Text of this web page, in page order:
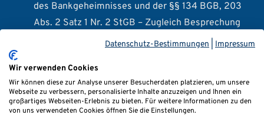
des Bankgeheimnisses und der §§ 134 BGB, 203
Abs. 2 Satz 1 Nr. 2 StGB – Zugleich Besprechung
von BGH, Urteil vom 27.10.2009 - XI ZR 225/08,
Die Haftung der finanzierenden Bank für die
arglistige Täuschung durch den Anlageprospekt,
Anmerkung zum Urteil des OLG Karlsruhe vom
Datenschutz-Bestimmungen Impressum
Wir verwenden Cookies
Wir können diese zur Analyse unserer Besucherdaten platzieren, um unsere
Webseite zu verbessern, personalisierte Inhalte anzuzeigen und Ihnen ein
großartiges Webseiten-Erlebnis zu bieten. Für weitere Informationen zu den
von uns verwendeten Cookies öffnen Sie die Einstellungen.